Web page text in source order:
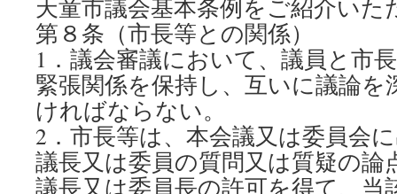
天童市議会基本条例をご紹介いた
第８条（市長等との関係）
1．議会審議において、議員と市
緊張関係を保持し、互いに議論
ければならない。
2．市長等は、本会議又は委員会
議長又は委員の質問又は質疑の論
議長又は委員長の許可を得て、当